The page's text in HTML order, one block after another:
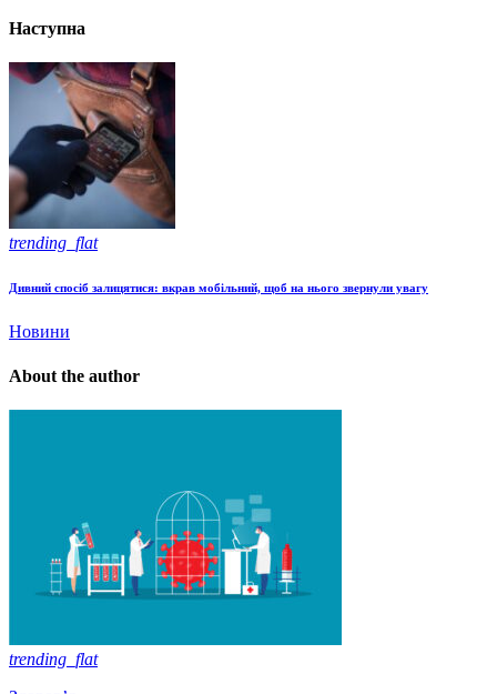
Наступна
trending_flat
Дивний спосіб залицятися: вкрав мобільний, щоб на нього звернули увагу
Новини
About the author
trending_flat